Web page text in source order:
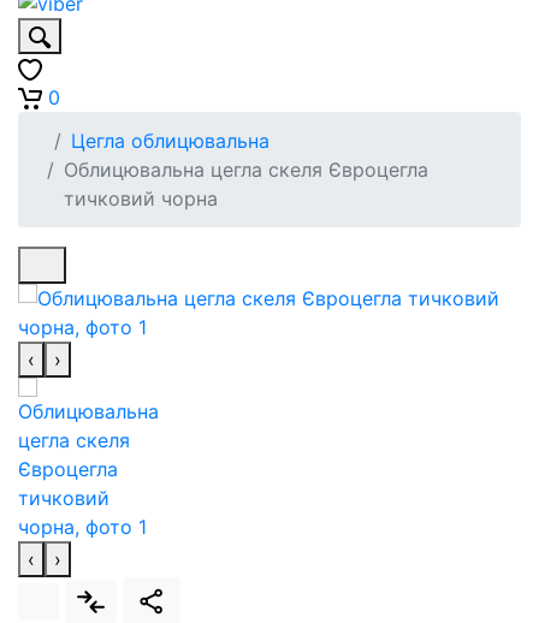
0
Цегла облицювальна
Облицювальна цегла скеля Євроцегла
тичковий чорна
‹ ›
‹ ›